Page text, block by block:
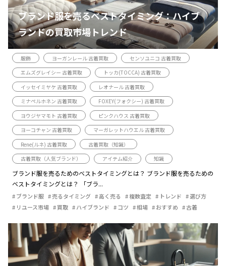
ブランド服を売るベストタイミング：ハイブ
ランドの買取市場トレンド
服飾 ヨーガンレール 古着買取
センソユニコ 古着買取
エムズグレイシー 古着買取
トッカ(TOCCA) 古着買取
イッセイミヤケ 古着買取
レオナール 古着買取
ミナペルホネン 古着買取
FOXEY(フォクシー) 古着買取
ヨウジヤマモト 古着買取
ピンクハウス 古着買取
ヨーコチャン 古着買取
マーガレットハウエル 古着買取
Rene(ルネ) 古着買取
古着買取（知識）
古着買取（人気ブランド）
アイテム紹介 知識
ブランド服を売るためのベストタイミングとは？ ブランド服を売るための
ベストタイミングとは？ 「ブラ...
ブランド服 売るタイミング 高く売る 複数査定 トレンド
選び方
リユース市場
買取 ハイブランド コツ 相場 おすすめ 古着